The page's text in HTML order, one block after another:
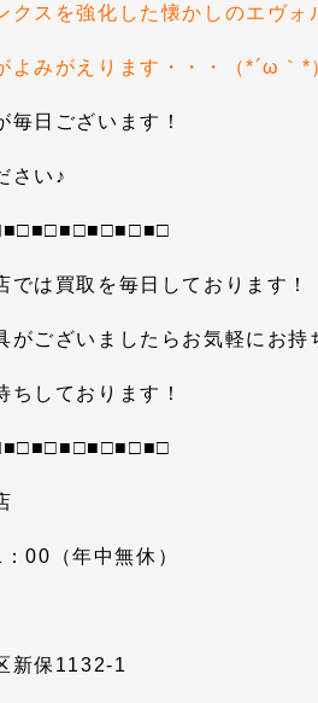
クスを強化した懐かしのエヴォ
よみがえります・・・（*´ω｀*
毎日ございます！
さい♪
では買取を毎日しております！
がございましたらお気軽にお持
ちしております！
00（年中無休）
新保1132-1